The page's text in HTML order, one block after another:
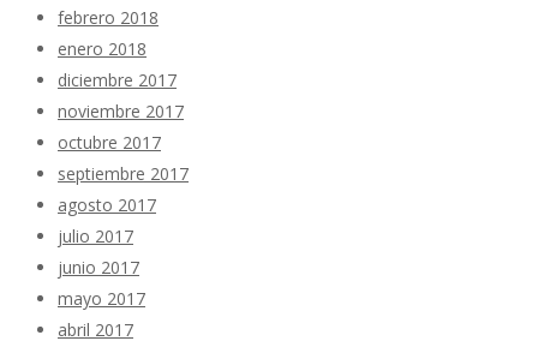
febrero 2018
enero 2018
diciembre 2017
noviembre 2017
octubre 2017
septiembre 2017
agosto 2017
julio 2017
junio 2017
mayo 2017
abril 2017